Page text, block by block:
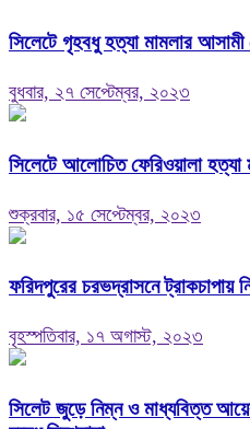
সিলেটে গৃহবধু হত্যা মামলার আসামী
বুধবার, ২৭ সেপ্টেম্বর, ২০২৩
সিলেটে আলোচিত ফেরিওয়ালা হত্যা
শুক্রবার, ১৫ সেপ্টেম্বর, ২০২৩
ফরিদপুরের চরভদ্রাসনে ট্রাকচাপায়
বৃহস্পতিবার, ১৭ অগাস্ট, ২০২৩
সিলেট জুড়ে নিম্ন ও মাধ্যবিত্ত